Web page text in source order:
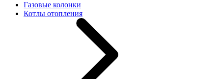
Газовые колонки
Котлы отопления